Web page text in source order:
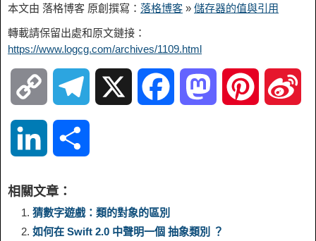
本文由 落格博客 原創撰寫： 落格博客 » 儲存器的值與引用
轉載請保留出處和原文鏈接：
https://www.logcg.com/archives/1109.html
o
y
L g b o
n a
相關文章：
猜數字遊戲：類的對象的區別
如何在 Swift 2.0 中聲明一個 抽象類別 ？